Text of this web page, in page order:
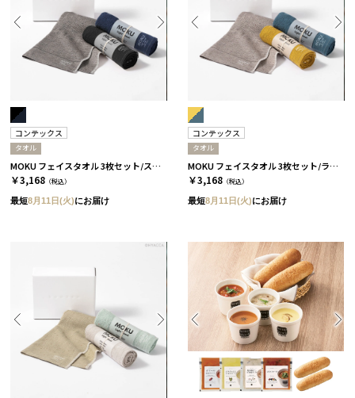
コンテックス
タオル
MOKU フェイスタオル 3枚セット/スタンダード［コンテックス］
￥3,168 （税込）
最短8月11日(火)にお届け
コンテックス
タオル
MOKU フェイスタオル 3枚セット/ライト［コンテックス］
￥3,168 （税込）
最短8月11日(火)にお届け